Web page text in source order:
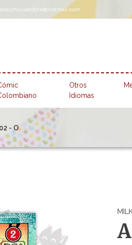
Otros
Idiomas
- O